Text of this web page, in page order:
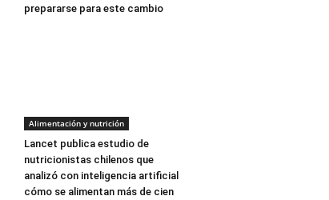
prepararse para este cambio
Alimentación y nutrición
Lancet publica estudio de
nutricionistas chilenos que
analizó con inteligencia artificial
cómo se alimentan más de cien